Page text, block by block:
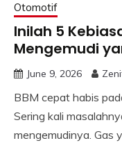
Otomotif
Inilah 5
Mengemudi
June 9, 2026
BBM cepat habis
Sering kali
mengemudinya. Gas